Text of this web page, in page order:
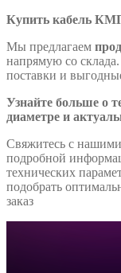
Купить кабель
Мы предлагаем
напрямую со
поставки и
Узнайте больше о
диаметре и
Свяжитесь с
подробной
технических
подобрать
заказ